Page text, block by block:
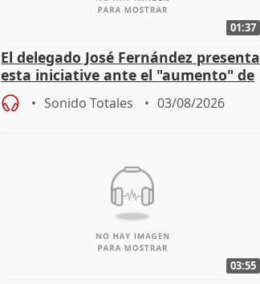
01:37
El delegado José Fernández presenta
esta iniciative ante el "aumento" de
personas sin hogar en Madri
Sonido Totales 03/08/2026
03:55